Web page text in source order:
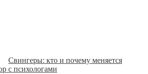
Свингеры: кто и почему меняется
с психологами